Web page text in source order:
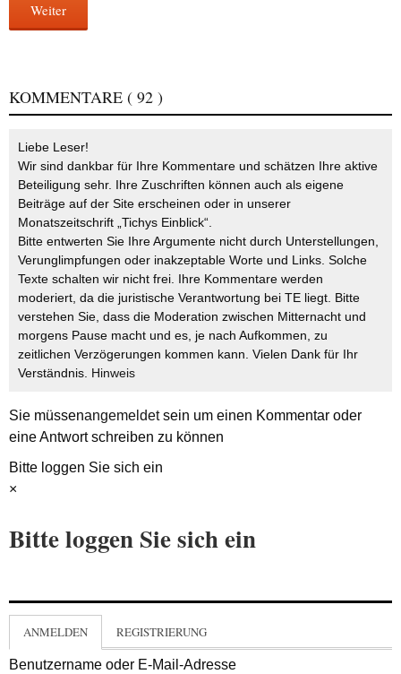
Weiter
KOMMENTARE ( 92 )
Liebe Leser!
Wir sind dankbar für Ihre Kommentare und schätzen Ihre aktive
Beteiligung sehr. Ihre Zuschriften können auch als eigene
Beiträge auf der Site erscheinen oder in unserer
Monatszeitschrift „Tichys Einblick“.
Bitte entwerten Sie Ihre Argumente nicht durch Unterstellungen,
Verunglimpfungen oder inakzeptable Worte und Links. Solche
Texte schalten wir nicht frei. Ihre Kommentare werden
moderiert, da die juristische Verantwortung bei TE liegt. Bitte
verstehen Sie, dass die Moderation zwischen Mitternacht und
morgens Pause macht und es, je nach Aufkommen, zu
zeitlichen Verzögerungen kommen kann. Vielen Dank für Ihr
Verständnis. Hinweis
Sie müssenangemeldetsein um einen Kommentar oder
eine Antwort schreiben zu können
Bitte loggen Sie sich ein
×
Bitte loggen Sie sich ein
ANMELDEN REGISTRIERUNG
Benutzername oder E-Mail-Adresse